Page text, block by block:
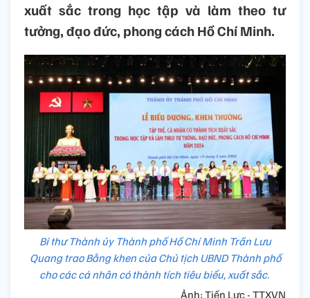
xuất sắc trong học tập và làm theo tư
tưởng, đạo đức, phong cách Hồ Chí Minh.
Bí thư Thành ủy Thành phố Hồ Chí Minh Trần Lưu
Quang trao Bằng khen của Chủ tịch UBND Thành phố
cho các cá nhân có thành tích tiêu biểu, xuất sắc.
Ảnh: Tiến Lực - TTXVN